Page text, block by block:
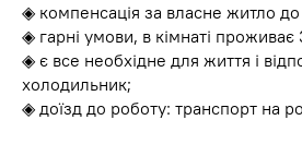
◈ компенсація за власне житло
◈ гарні умови, в кімнаті
◈ є все необхідне для життя і
холодильник;
◈ доїзд до роботу: транспорт на